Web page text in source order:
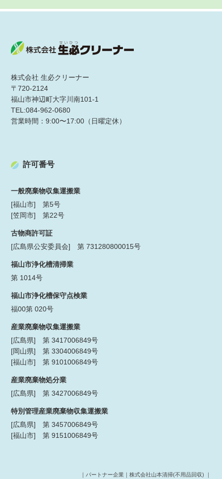
株式会社 生必クリーナー
〒720-2124
福山市神辺町大字川南101-1
TEL:084-962-0680
営業時間：9:00〜17:00（日曜定休）
許可番号
一般廃棄物収集運搬業
[福山市] 第5号
[笠岡市] 第22号
古物商許可証
[広島県公安委員会] 第 731280800015号
福山市浄化槽清掃業
第 1014号
福山市浄化槽保守点検業
福00第 020号
産業廃棄物収集運搬業
[広島県] 第 3417006849号
[岡山県] 第 3304006849号
[福山市] 第 9101006849号
産業廃棄物処分業
[広島県] 第 3427006849号
特別管理産業廃棄物収集運搬業
[広島県] 第 3457006849号
[福山市] 第 9151006849号
｜パートナー企業｜ 株式会社山本清掃(不用品回収) ｜